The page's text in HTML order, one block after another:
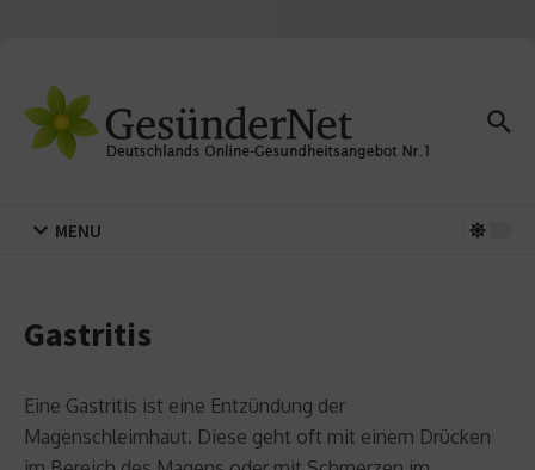
MENU
Gastritis
Eine Gastritis ist eine Entzündung der
Magenschleimhaut. Diese geht oft mit einem Drücken